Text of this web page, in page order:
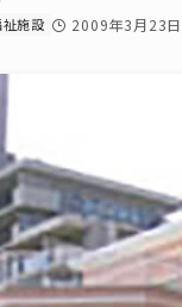
施設 2009年3月23日